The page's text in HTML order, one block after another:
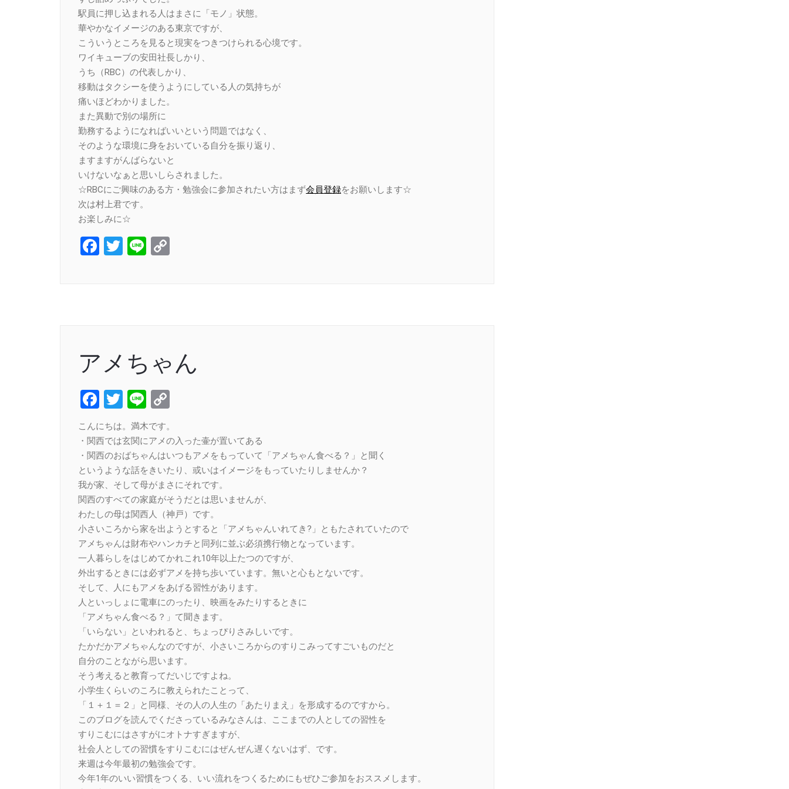
駅員に押し込まれる人はまさに「モノ」状態。
華やかなイメージのある東京ですが、
こういうところを見ると現実をつきつけられる心境です。
ワイキューブの安田社長しかり、
うち（RBC）の代表しかり、
移動はタクシーを使うようにしている人の気持ちが
痛いほどわかりました。
また異動で別の場所に
勤務するようになればいいという問題ではなく、
そのような環境に身をおいている自分を振り返り、
ますますがんばらないと
いけないなぁと思いしらされました。
☆RBCにご興味のある方・勉強会に参加されたい方はまず会員登録をお願いします☆
次は村上君です。
お楽しみに☆
Facebook
Twitter
Line
アメちゃん
Facebook
Twitter
Line
こんにちは。満木です。
・関西では玄関にアメの入った壷が置いてある
・関西のおばちゃんはいつもアメをもっていて「アメちゃん食べる？」と聞く
というような話をきいたり、或いはイメージをもっていたりしませんか？
我が家、そして母がまさにそれです。
関西のすべての家庭がそうだとは思いませんが、
わたしの母は関西人（神戸）です。
小さいころから家を出ようとすると「アメちゃんいれてき?」ともたされていたので
アメちゃんは財布やハンカチと同列に並ぶ必須携行物となっています。
一人暮らしをはじめてかれこれ10年以上たつのですが、
外出するときには必ずアメを持ち歩いています。無いと心もとないです。
そして、人にもアメをあげる習性があります。
人といっしょに電車にのったり、映画をみたりするときに
「アメちゃん食べる？」て聞きます。
「いらない」といわれると、ちょっぴりさみしいです。
たかだかアメちゃんなのですが、小さいころからのすりこみってすごいものだと
自分のことながら思います。
そう考えると教育ってだいじですよね。
小学生くらいのころに教えられたことって、
「１＋１＝２」と同様、その人の人生の「あたりまえ」を形成するのですから。
このブログを読んでくださっているみなさんは、ここまでの人としての習性を
すりこむにはさすがにオトナすぎますが、
社会人としての習慣をすりこむにはぜんぜん遅くないはず、です。
来週は今年最初の勉強会です。
今年1年のいい習慣をつくる、いい流れをつくるためにもぜひご参加をおススメします。